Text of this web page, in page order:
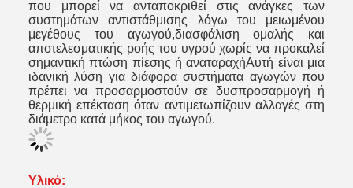
που μπορεί να ανταποκριθεί στις ανάγκες των
συστημάτων αντιστάθμισης λόγω του μειωμένου
μεγέθους του αγωγού,διασφάλιση ομαλής και
αποτελεσματικής ροής του υγρού χωρίς να προκαλεί
σημαντική πτώση πίεσης ή αναταραχήΑυτή είναι μια
ιδανική λύση για διάφορα συστήματα αγωγών που
πρέπει να προσαρμοστούν σε δυσπροσαρμογή ή
θερμική επέκταση όταν αντιμετωπίζουν αλλαγές στη
διάμετρο κατά μήκος του αγωγού.
Υλικό: